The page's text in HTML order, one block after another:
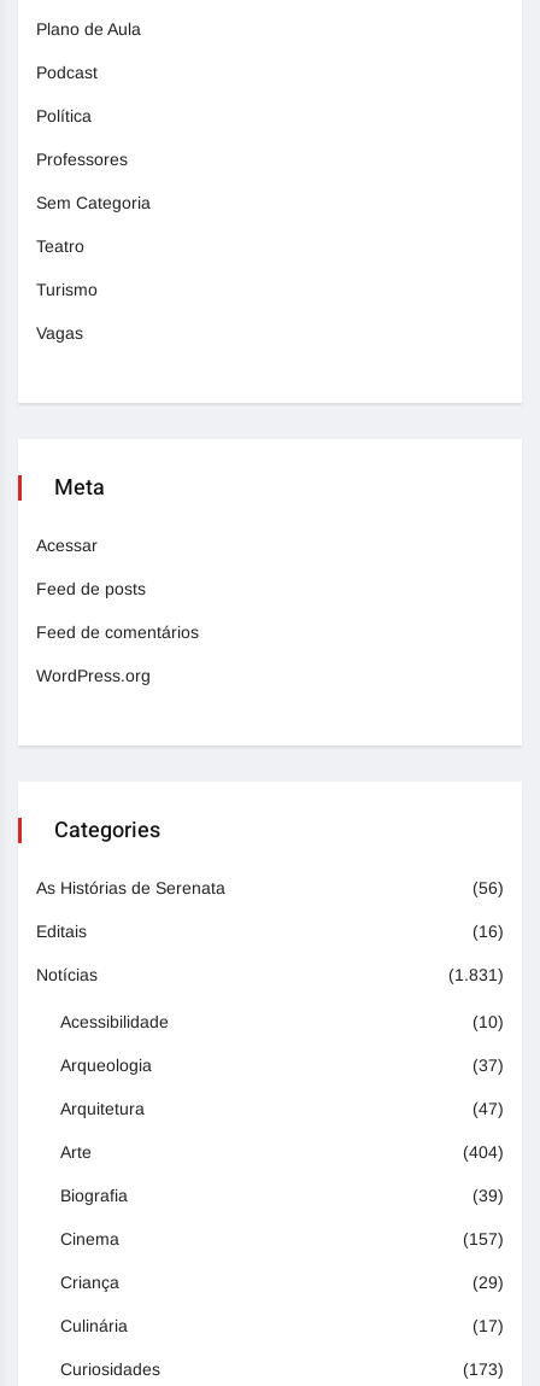
Plano de Aula
Podcast
Política
Professores
Sem Categoria
Teatro
Turismo
Vagas
Meta
Acessar
Feed de posts
Feed de comentários
WordPress.org
Categories
As Histórias de Serenata (56)
Editais (16)
Notícias (1.831)
Acessibilidade (10)
Arqueologia (37)
Arquitetura (47)
Arte (404)
Biografia (39)
Cinema (157)
Criança (29)
Culinária (17)
Curiosidades (173)